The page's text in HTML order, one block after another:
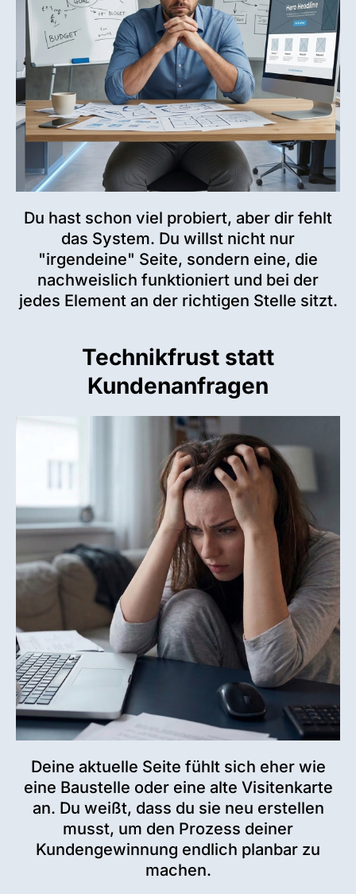
Du hast schon viel probiert, aber dir fehlt
das System. Du willst nicht nur
"irgendeine" Seite, sondern eine, die
nachweislich funktioniert und bei der
jedes Element an der richtigen Stelle sitzt.
Technikfrust statt
Kundenanfragen
Deine aktuelle Seite fühlt sich eher wie
eine Baustelle oder eine alte Visitenkarte
an. Du weißt, dass du sie neu erstellen
musst, um den Prozess deiner
Kundengewinnung endlich planbar zu
machen.